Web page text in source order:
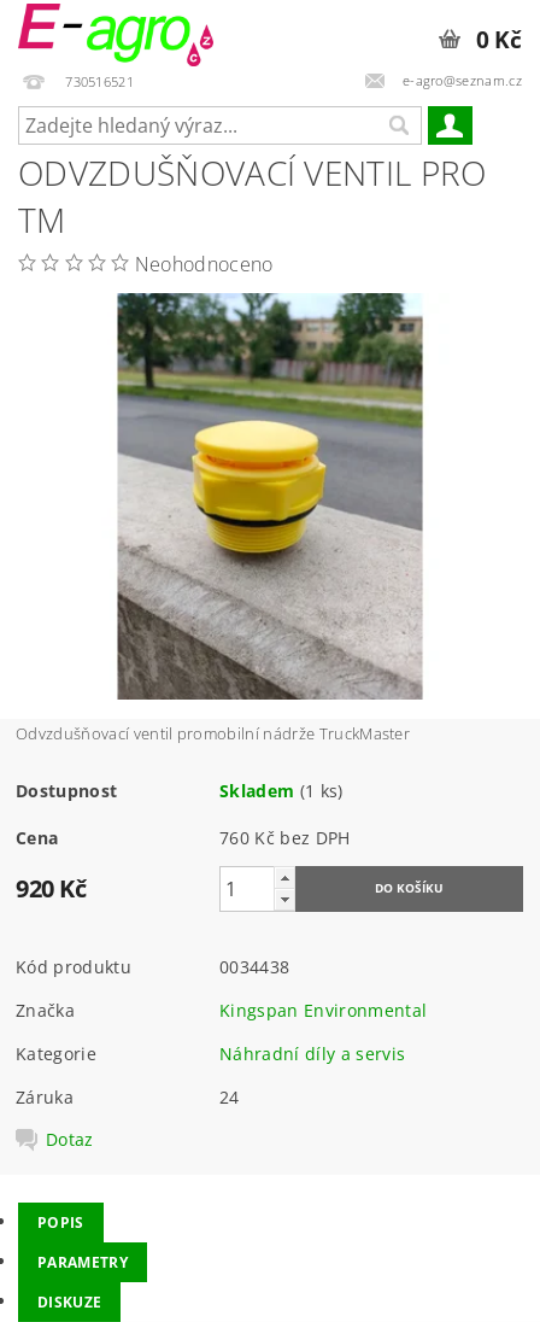
730516521 e-agro@seznam.cz
0 Kč
ODVZDUŠŇOVACÍ VENTIL PRO
TM
Neohodnoceno
Odvzdušňovací ventil promobilní nádrže TruckMaster
Dostupnost Skladem (1 ks)
Cena 760 Kč bez DPH
920 Kč
Kód produktu
0034438
Značka
Kingspan Environmental
Kategorie
Náhradní díly a servis
Záruka
24
Dotaz
POPIS
PARAMETRY
DISKUZE